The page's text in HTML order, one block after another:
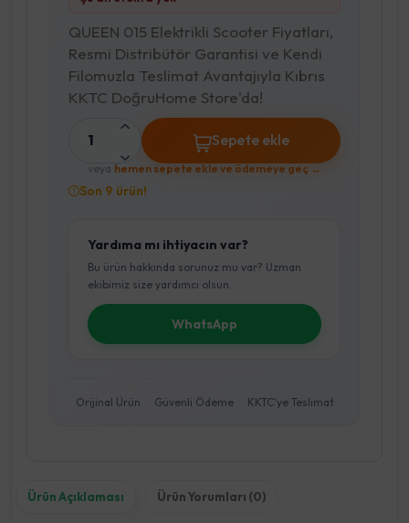
QUEEN 015 Elektrikli Scooter Fiyatları,
Resmi Distribütör Garantisi ve Kendi
Filomuzla Teslimat Avantajıyla Kıbrıs
KKTC DoğruHome Store'da!
1 Sepete ekle
veya hemen sepete ekle ve ödemeye geç →
Son 9 ürün!
Yardıma mı ihtiyacın var?
Bu ürün hakkında sorunuz mu var? Uzman
ekibimiz size yardımcı olsun.
WhatsApp
Orijinal Ürün Güvenli Ödeme KKTC'ye Teslimat
Ürün Açıklaması Ürün Yorumları (0)